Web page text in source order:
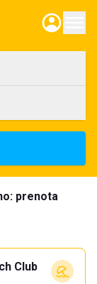
prenota
Club